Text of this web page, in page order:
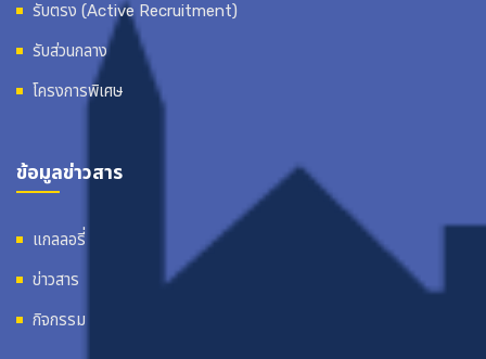
รับตรง (Active Recruitment)
รับส่วนกลาง
โครงการพิเศษ
ข้อมูลข่าวสาร
แกลลอรี่
ข่าวสาร
กิจกรรม